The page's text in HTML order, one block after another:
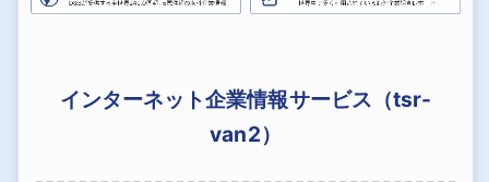
インターネット企業情報サービス（tsr-
van2）